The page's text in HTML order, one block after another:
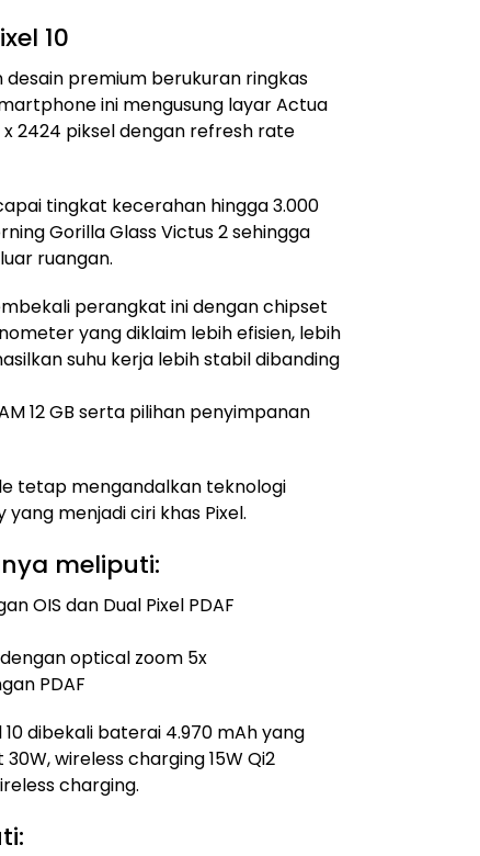
10
desain premium berukuran ringkas
ini mengusung layar Actua
x 2424 piksel dengan refresh rate
tingkat kecerahan hingga 3.000
Gorilla Glass Victus 2 sehingga
ruangan.
perangkat ini dengan chipset
yang diklaim lebih efisien, lebih
suhu kerja lebih stabil dibanding
12 GB serta pilihan penyimpanan
tetap mengandalkan teknologi
menjadi ciri khas Pixel.
meliputi:
OIS dan Dual Pixel PDAF
optical zoom 5x
PDAF
dibekali baterai 4.970 mAh yang
wireless charging 15W Qi2
charging.